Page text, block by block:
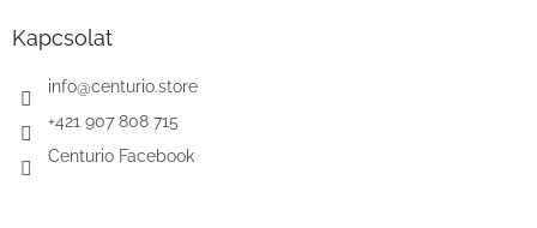
Kapcsolat
info@centurio.store
+421 907 808 715
Centurio Facebook